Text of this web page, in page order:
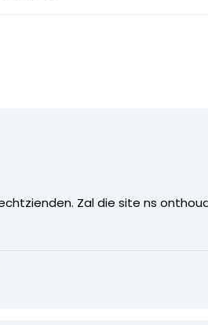
Zal die site ns